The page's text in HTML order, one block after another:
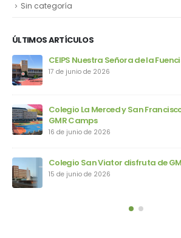
Sin categoría
ÚLTIMOS ARTÍCULOS
CEIP Manuel Marín regresa a
15 de junio de 2026
Colegio Santa Teresa de Jesús
10 de junio de 2026
IES Valle del Cidacos vuelve a
9 de junio de 2026